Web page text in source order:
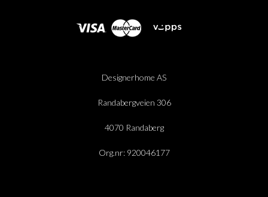
Designerhome AS
Randabergveien 306
4070 Randaberg
Org.nr: 920046177